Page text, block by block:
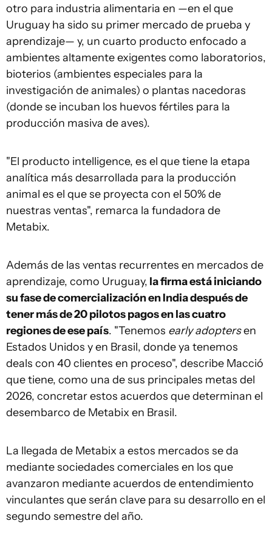
otro para industria alimentaria en —en el que
Uruguay ha sido su primer mercado de prueba y
aprendizaje— y, un cuarto producto enfocado a
ambientes altamente exigentes como laboratorios,
bioterios (ambientes especiales para la
investigación de animales) o plantas nacedoras
(donde se incuban los huevos fértiles para la
producción masiva de aves).
"El producto intelligence, es el que tiene la etapa
analítica más desarrollada para la producción
animal es el que se proyecta con el 50% de
nuestras ventas", remarca la fundadora de
Metabix.
Además de las ventas recurrentes en mercados de
aprendizaje, como Uruguay, la firma está iniciando
su fase de comercialización en India después de
tener más de 20 pilotos pagos en las cuatro
regiones de ese país. "Tenemos early adoptersen
Estados Unidos y en Brasil, donde ya tenemos
deals con 40 clientes en proceso", describe Macció
que tiene, como una de sus principales metas del
2026, concretar estos acuerdos que determinan el
desembarco de Metabix en Brasil.
La llegada de Metabix a estos mercados se da
mediante sociedades comerciales en los que
avanzaron mediante acuerdos de entendimiento
vinculantes que serán clave para su desarrollo en el
segundo semestre del año.